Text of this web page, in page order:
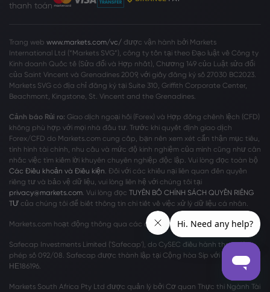
thanh toán
Trang web www.markets.com/vc/ được vận hành bởi Markets
International Ltd (“Markets SVG”), công ty tồn tại theo Đạo luật về Công ty
Kinh doanh Quốc tế (Sửa đổi và Hợp nhất), Chương 149 của Luật sửa đổi
của Saint Vincent và Grenadines 2009, với giấy đăng ký số 27030 BC2023.
Markets SVG có địa chỉ đăng ký tại Suite 310, Griffith Corporate Center,
Beachmont, Kingstone, St. Vincent and the Grenadines.
Cảnh báo Rủi ro: Giao dịch ngoại hối (Forex) và Hợp đồng chênh lệch (CFD)
không phù hợp với mọi nhà đầu tư. Trước khi quyết định giao dịch
Forex/CFD do Markets.com cung cấp, bạn nên xem xét cẩn thận mục tiêu,
tình hình tài chính, nhu cầu và mức độ kinh nghiệm của mình cũng như cân
nhắc việc tìm kiếm lời khuyên chuyên nghiệp độc lập. Vui lòng đọc toàn bộ
Các Điều khoản và Điều kiện. Đối với các khiếu nại liên quan đến quyền
riêng tư và bảo vệ dữ liệu, vui lòng liên hệ với chúng tôi tại
privacy@markets.com. Vui lòng đọc TUYÊN BỐ CHÍNH SÁCH QUYỀN RIÊNG
TƯ của chúng tôi để biết thông tin chi tiết về việc xử lý dữ liệu cá nhân.
Markets.com hoạt động thông qua các chi nhánh sau:
Safecap Investments Limited ('Safecap'), do CySEC điều hành theo giấy
phép số 092/08. Safecap được thành lập tại Cộng hòa Síp với số công ty
ΗΕ186196.
Markets South Africa Pty Ltd được quản lý bởi Cơ quan Thực thi Ngành Tài